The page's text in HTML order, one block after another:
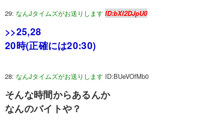
29: なんJタイムズがお送りします ID:bXl2DJpU0
>>25,28
20時(正確には20:30)
28: なんJタイムズがお送りします ID:BUeVOfMb0
そんな時間からあるんか
なんのバイトや？